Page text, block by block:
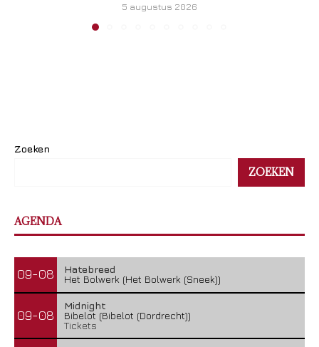
5 augustus 2026
Zoeken
ZOEKEN
AGENDA
09-08
Hatebreed
Het Bolwerk (Het Bolwerk (Sneek))
09-08
Midnight
Bibelot (Bibelot (Dordrecht))
Tickets